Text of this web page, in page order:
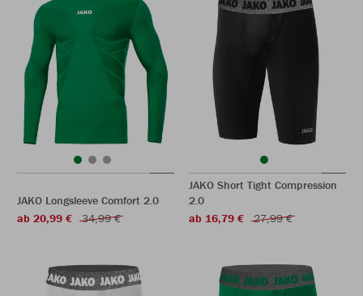
JAKO Longsleeve Comfort 2.0
ab 20,99 €
34,99 €
JAKO Short Tight Compression
2.0
ab 16,79 €
27,99 €